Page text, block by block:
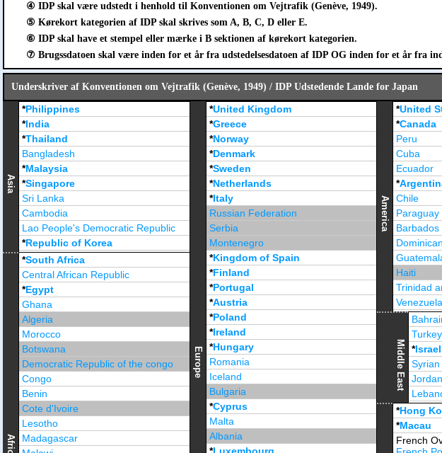
④ IDP skal være udstedt i henhold til Konventionen om Vejtrafik (Genève, 1949).
⑤ Kørekort kategorien af IDP skal skrives som A, B, C, D eller E.
⑥ IDP skal have et stempel eller mærke i B sektionen af kørekort kategorien.
⑦ Brugssdatoen skal være inden for et år fra udstedelsesdatoen af IDP OG inden for et år fra
Underskriver af Konventionen om Vejtrafik (Genève, 1949) / IDP Udstedende Lande for Japan
Asia
*Philippines
*India
*Thailand
Bangladesh
*Malaysia
*Singapore
Sri Lanka
Cambodia
Lao People's Democratic Republic
*Republic of Korea
Brunei Darussalam
Africa
*South Africa
Central African Republic
*Egypt
Ghana
Algeria
Morocco
Botswana
Democratic Republic of the congo
Congo
Benin
Cote d'Ivoire
Lesotho
Madagascar
Europe
*United Kingdom
*Greece
*Norway
*Denmark
*Sweden
*Netherlands
*Italy
Russian Federation
Serbia
Montenegro
*Kingdom of Spain
*Finland
*Portugal
*Austria
*Poland
*Ireland
*Hungary
Romania
Iceland
Bulgaria
*Cyprus
Malta
Albania
America
*United
*Canada
Peru
Cuba
Ecuador
*
Chile
Paraguay
Barbados
Haiti
Trinidad
Jamaica
Middle East
Turkey
*Israel
*
*Hong
*Macau
French